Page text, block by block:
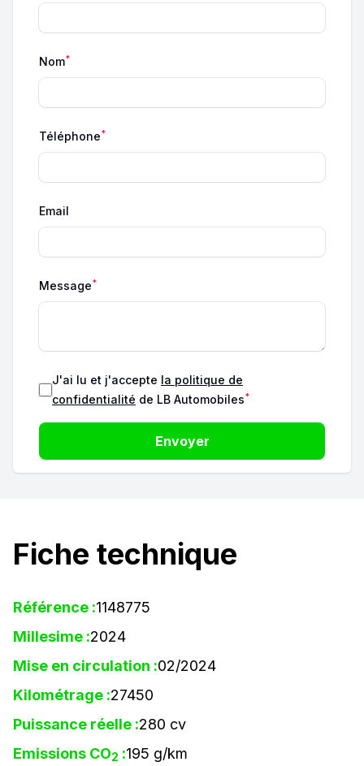
Nom*
Téléphone*
Email
Message*
J'ai lu et j'accepte la politique de
confidentialité de LB Automobiles*
Envoyer
Fiche technique
Référence :1148775
Millesime :2024
Mise en circulation :02/2024
Kilométrage :27450
Puissance réelle :280 cv
Emissions CO2 :195 g/km